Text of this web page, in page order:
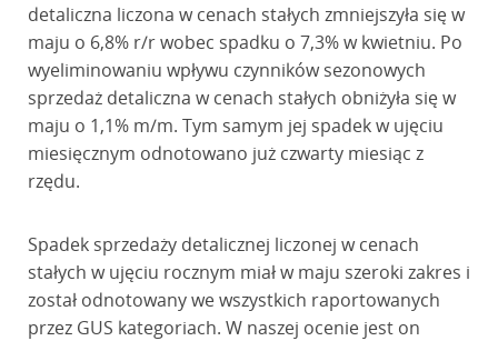
detaliczna liczona w cenach stałych zmniejszyła się w
maju o 6,8% r/r wobec spadku o 7,3% w kwietniu. Po
wyeliminowaniu wpływu czynników sezonowych
sprzedaż detaliczna w cenach stałych obniżyła się w
maju o 1,1% m/m. Tym samym jej spadek w ujęciu
miesięcznym odnotowano już czwarty miesiąc z
rzędu.
Spadek sprzedaży detalicznej liczonej w cenach
stałych w ujęciu rocznym miał w maju szeroki zakres i
został odnotowany we wszystkich raportowanych
przez GUS kategoriach. W naszej ocenie jest on